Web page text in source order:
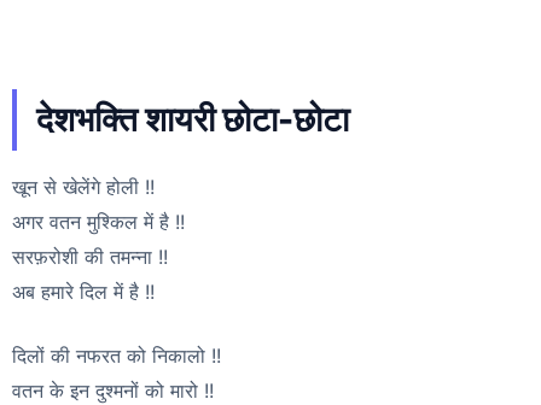
देशभक्ति शायरी छोटा-छोटा
खून से खेलेंगे होली !!
अगर वतन मुश्किल में है !!
सरफ़रोशी की तमन्ना !!
अब हमारे दिल में है !!
दिलों की नफरत को निकालो !!
वतन के इन दुश्मनों को मारो !!